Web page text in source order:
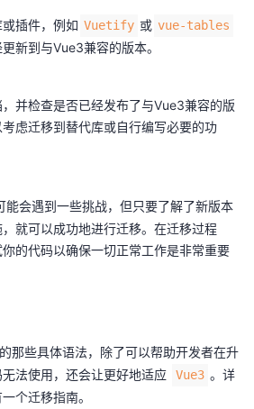
插件，例如 Vuetify 或 vue-tables
新到与Vue3兼容的版本。
并检查是否已经发布了与Vue3兼容的版
虑迁移到替代库或自行编写必要的功
能会遇到一些挑战，但只要了解了新版本
就可以成功地进行迁移。在迁移过程
的代码以确保一切正常工作是非常重要
那些具体语法，除了可以帮助开发者在升
法使用，还会让更好地适应
Vue3 。详
个迁移指南。